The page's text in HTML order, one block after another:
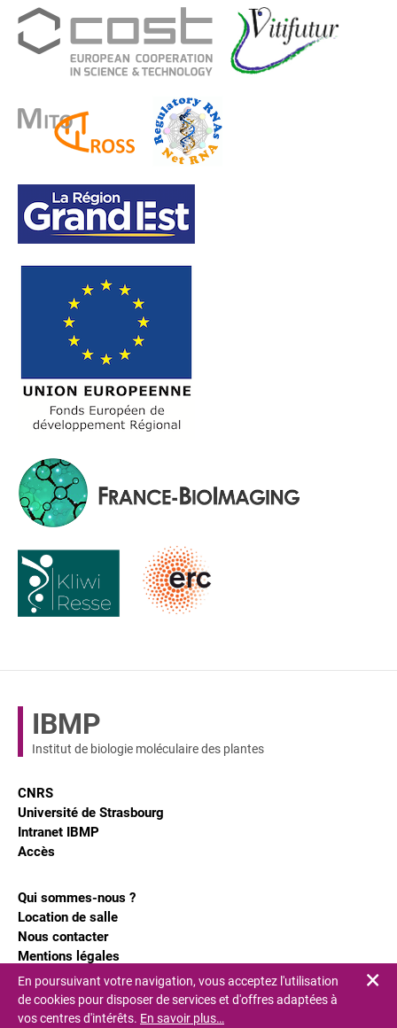
En poursuivant votre navigation, vous acceptez l'utilisation
de cookies pour disposer de services et d'offres adaptées à
vos centres d'intérêts. En savoir plus…
IBMP
Institut de biologie moléculaire des plantes
CNRS
Université de Strasbourg
Intranet IBMP
Accès
Qui sommes-nous ?
Location de salle
Nous contacter
Mentions légales